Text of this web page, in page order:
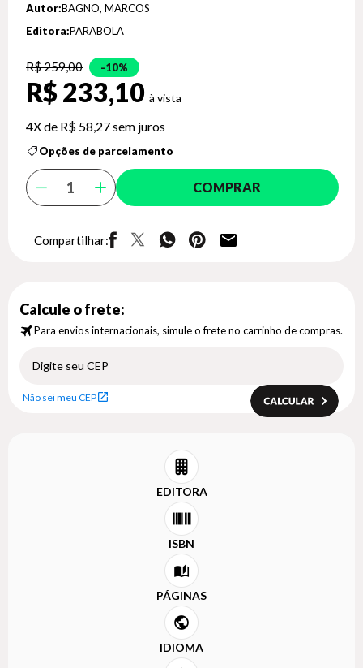
Autor:BAGNO, MARCOS
Editora:PARABOLA
R$ 259,00 10%
R$ 233,10
4X de R$ 58,27sem juros
Opções de parcelamento
COMPRAR
Compartilhar:
Calcule o frete:
Para envios internacionais, simule o frete no carrinho de compras.
Não sei meu CEP
EDITORA
ISBN
PÁGINAS
IDIOMA